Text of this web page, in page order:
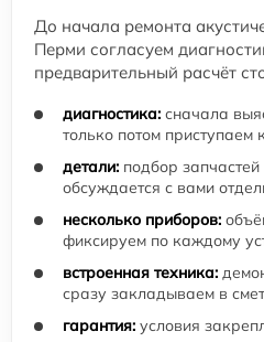
До начала ремонта
Перми согласуем
предварительный расчёт
диагностика: сначала
только потом приступаем
детали: подбор
обсуждается с вами
несколько приборов:
фиксируем по каждому
встроенная техника:
сразу закладываем в
гарантия: условия